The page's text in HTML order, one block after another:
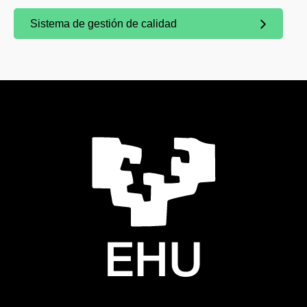
(Abre una nueva ventana)
Sistema de gestión de calidad